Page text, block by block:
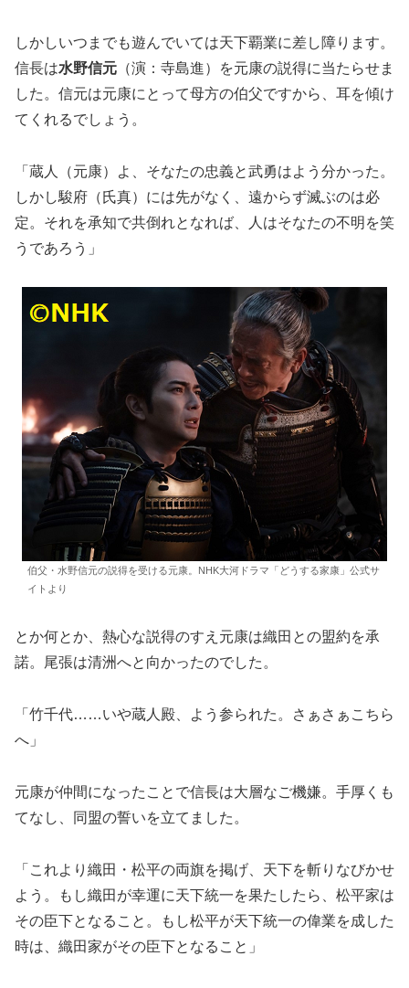
しかしいつまでも遊んでいては天下覇業に差し障ります。
信長は水野信元 （演：寺島進）を元康の説得に当たらせま
した。信元は元康にとって母方の伯父ですから、耳を傾け
てくれるでしょう。
「蔵人（元康）よ、そなたの忠義と武勇はよう分かった。
しかし駿府（氏真）には先がなく、遠からず滅ぶのは必
定。それを承知で共倒れとなれば、人はそなたの不明を笑
うであろう」
伯父・水野信元の説得を受ける元康。NHK大河ドラマ「どうする家康」公式サ
イトより
とか何とか、熱心な説得のすえ元康は織田との盟約を承
諾。尾張は清洲へと向かったのでした。
「竹千代……いや蔵人殿、よう参られた。さぁさぁこちら
へ」
元康が仲間になったことで信長は大層なご機嫌。手厚くも
てなし、同盟の誓いを立てました。
「これより織田・松平の両旗を掲げ、天下を斬りなびかせ
よう。もし織田が幸運に天下統一を果たしたら、松平家は
その臣下となること。もし松平が天下統一の偉業を成した
時は、織田家がその臣下となること」